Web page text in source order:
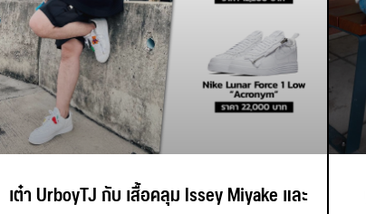
เต๋า UrboyTJ กับ เสื้อคลุม Issey Miyake และ